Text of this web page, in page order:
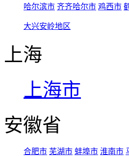
哈尔滨市 齐齐哈尔市 鸡西市
大兴安岭地区
上海
上海市
安徽省
合肥市 芜湖市 蚌埠市 淮南市